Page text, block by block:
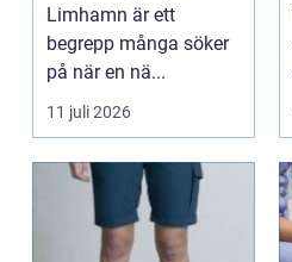
Limhamn är ett
begrepp många söker
på när en nä...
11 juli 2026